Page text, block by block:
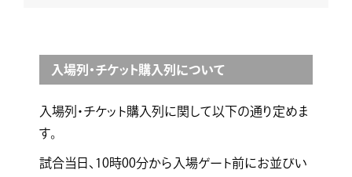
入場列・チケット購入列について
入場列・チケット購入列に関して以下の通り定めま
す。
試合当日、10時00分から入場ゲート前にお並びい